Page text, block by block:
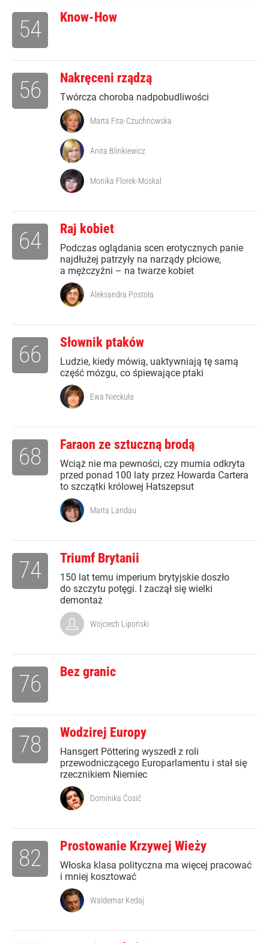
Know-How
54
Nakręceni rządzą
Twórcza choroba nadpobudliwości
56
Marta Fita-Czuchnowska
Anita Blinkiewicz
Monika Florek-Moskal
Raj kobiet
Podczas oglądania scen erotycznych panie
najdłużej patrzyły na narządy płciowe,
a mężczyźni – na twarze kobiet
64
Aleksandra Postoła
Słownik ptaków
Ludzie, kiedy mówią, uaktywniają tę samą
część mózgu, co śpiewające ptaki
66
Ewa Nieckuła
Faraon ze sztuczną brodą
Wciąż nie ma pewności, czy mumia odkryta
przed ponad 100 laty przez Howarda Cartera
to szczątki królowej Hatszepsut
68
Marta Landau
Triumf Brytanii
150 lat temu imperium brytyjskie doszło
do szczytu potęgi. I zaczął się wielki
demontaż
74
Wojciech Lipoński
Bez granic
76
Wodzirej Europy
Hansgert Pöttering wyszedł z roli
przewodniczącego Europarlamentu i stał się
rzecznikiem Niemiec
78
Dominika Ćosić
Prostowanie Krzywej Wieży
Włoska klasa polityczna ma więcej pracować
i mniej kosztować
82
Waldemar Kedaj